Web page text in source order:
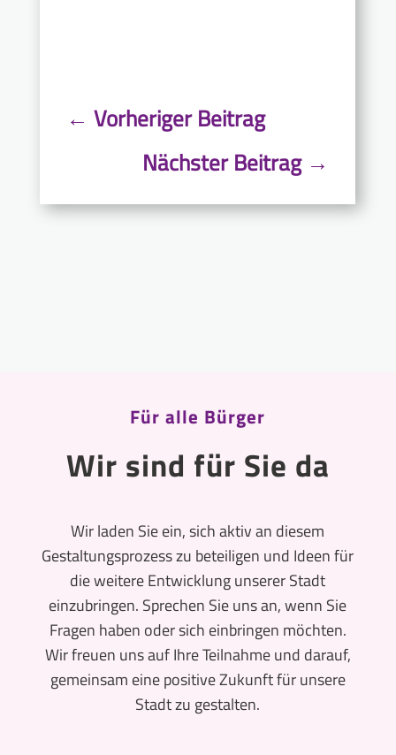
← Vorheriger Beitrag
Nächster Beitrag→
Für alle Bürger
Wir sind für Sie da
Wir laden Sie ein, sich aktiv an diesem
Gestaltungsprozess zu beteiligen und Ideen für
die weitere Entwicklung unserer Stadt
einzubringen. Sprechen Sie uns an, wenn Sie
Fragen haben oder sich einbringen möchten.
Wir freuen uns auf Ihre Teilnahme und darauf,
gemeinsam eine positive Zukunft für unsere
Stadt zu gestalten.